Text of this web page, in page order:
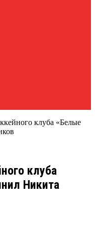
клуба «Белые
клуба
Никита